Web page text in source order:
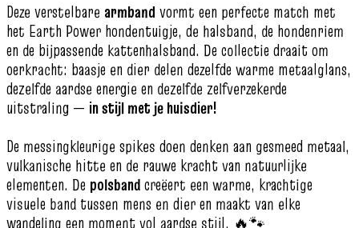
Deze verstelbare armband vormt een perfecte match met
het Earth Power hondentuigje, de halsband, de hondenriem
en de bijpassende kattenhalsband. De collectie draait om
oerkracht: baasje en dier delen dezelfde warme metaalglans,
dezelfde aardse energie en dezelfde zelfverzekerde
uitstraling — in stijl met je huisdier!
De messingkleurige spikes doen denken aan gesmeed metaal,
vulkanische hitte en de rauwe kracht van natuurlijke
elementen. De polsbandcreëert een warme, krachtige
visuele band tussen mens en dier en maakt van elke
wandeling een moment vol aardse stijl. 🔥🐾